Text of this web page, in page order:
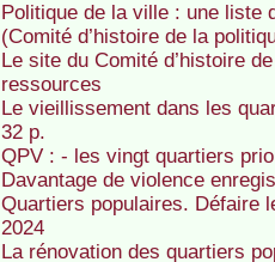
Politique de la ville : une liste
(Comité d’histoire de la
Le site du Comité d’histoire
ressources
Le vieillissement dans les
32 p.
QPV : - les vingt quartiers
Davantage de violence
Quartiers populaires. Défaire
2024
La rénovation des quartiers